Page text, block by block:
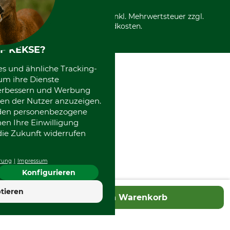
In den Warenkorb
*Alle Preise in Euro und inkl. Mehrwertsteuer zzgl.
Versandkosten.
KEKSE?
und ähnliche Tracking-
ihre Dienste
und Werbung
der Nutzer anzuzeigen.
personenbezogene
Ihre Einwilligung
Zukunft widerrufen
Impressum
Konfigurieren